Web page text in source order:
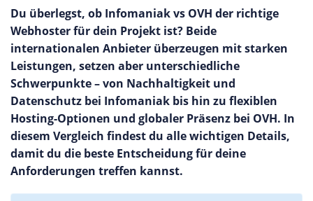
Du überlegst, ob Infomaniak vs OVH der richtige
Webhoster für dein Projekt ist? Beide
internationalen Anbieter überzeugen mit starken
Leistungen, setzen aber unterschiedliche
Schwerpunkte – von Nachhaltigkeit und
Datenschutz bei Infomaniak bis hin zu flexiblen
Hosting-Optionen und globaler Präsenz bei OVH. In
diesem Vergleich findest du alle wichtigen Details,
damit du die beste Entscheidung für deine
Anforderungen treffen kannst.